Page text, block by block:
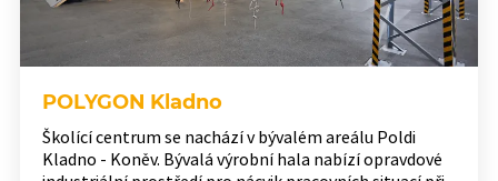
POLYGON Kladno
Školící centrum se nachází v bývalém areálu Poldi
Kladno - Koněv. Bývalá výrobní hala nabízí opravdové